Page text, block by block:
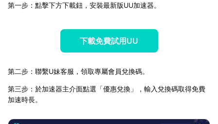
第一步：點擊下方下載鈕，安裝最新版UU加速器。
下載免費試用UU
第二步：聯繫U妹客服，領取專屬會員兌換碼。
第三步：於加速器主介面點選「優惠兌換」，輸入兌換碼取得免費
加速時長。